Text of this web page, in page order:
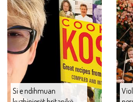
Si e ndihmuan